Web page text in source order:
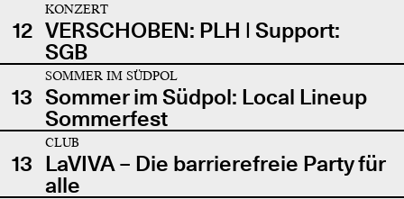
12
KONZERT
VERSCHOBEN: PLH | Support:
SGB
13
SOMMER IM SÜDPOL
Sommer im Südpol: Local Lineup
Sommerfest
13
CLUB
LaVIVA – Die barrierefreie Party für
alle